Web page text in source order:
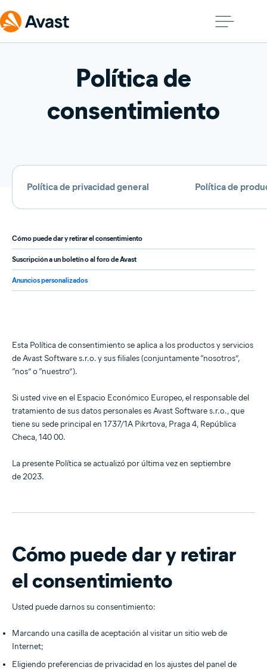
Política de
consentimiento
Política de privacidad general Política de
Cómo puede dar y retirar el consentimiento
Suscripción a un boletín o al foro de Avast
Anuncios personalizados
Esta Política de consentimiento se aplica a los productos y servicios
de Avast Software s.r.o. y sus filiales (conjuntamente “nosotros”,
“nos” o “nuestro”).
Si usted vive en el Espacio Económico Europeo, el responsable del
tratamiento de sus datos personales es Avast Software s.r.o., que
tiene su sede principal en 1737/1A Pikrtova, Praga 4, República
Checa, 140 00.
La presente Política se actualizó por última vez en septiembre
de 2023.
Cómo puede dar y retirar
el consentimiento
Usted puede darnos su consentimiento:
Marcando una casilla de aceptación al visitar un sitio web de
Internet;
Eligiendo preferencias de privacidad en los ajustes del panel de